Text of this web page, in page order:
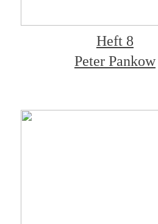
Heft 8
Peter Pankow